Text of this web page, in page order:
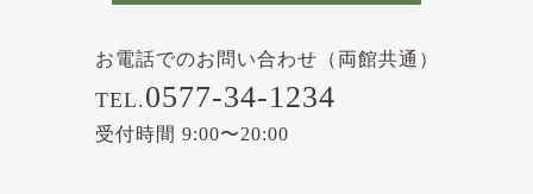
お電話でのお問い合わせ（両館共通）
TEL.0577-34-1234
受付時間 9:00〜20:00